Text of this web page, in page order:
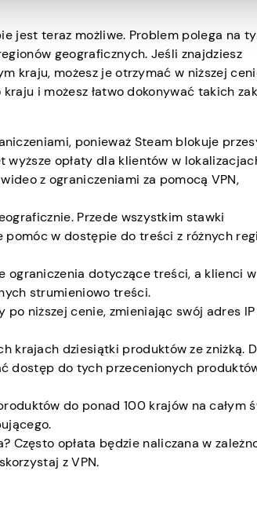
jest teraz możliwe. Problem polega na
geograficznych. Jeśli znajdziesz
kraju, możesz je otrzymać w niższej
i możesz łatwo dokonywać takich
ponieważ Steam blokuje
opłaty dla klientów w
z ograniczeniami za pomocą VPN,
Przede wszystkim stawki
pomóc w dostępie do treści z różnych
ograniczenia dotyczące treści, a klienci w
strumieniowo treści.
niższej cenie, zmieniając swój adres IP
krajach dziesiątki produktów ze zniżką.
dostęp do tych przecenionych
do ponad 100 krajów na całym
Często opłata będzie naliczana w
z VPN.